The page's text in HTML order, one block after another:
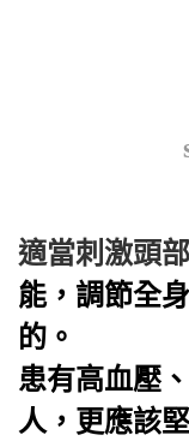
適當刺激頭
能，調節全
的。
患有高血壓、
人，更應該